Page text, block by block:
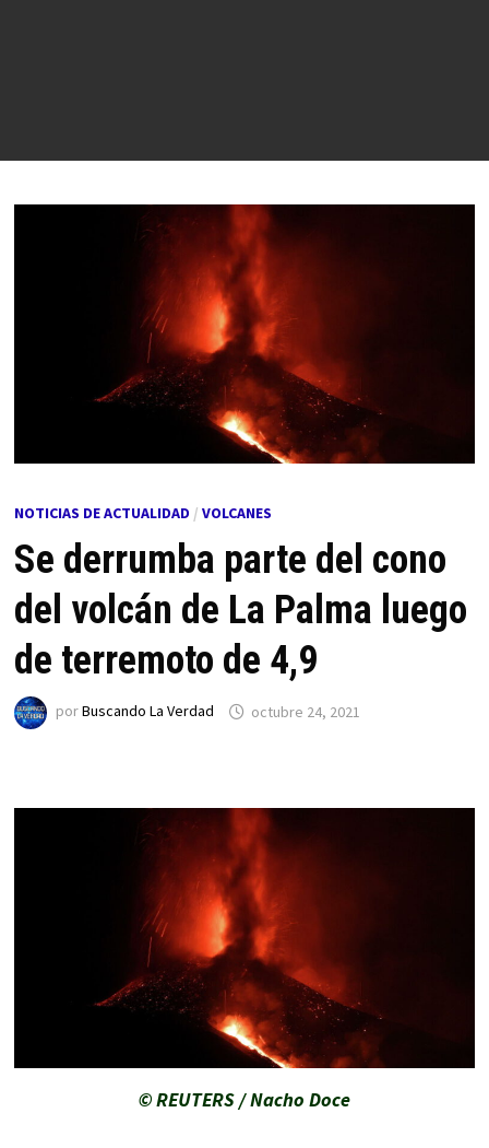
NOTICIAS DE ACTUALIDAD / VOLCANES
Se derrumba parte del cono
del volcán de La Palma luego
de terremoto de 4,9
porBuscando La Verdad octubre 24, 2021
© REUTERS / Nacho Doce